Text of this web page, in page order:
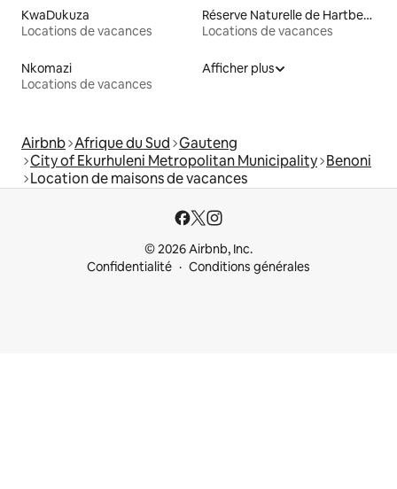
KwaDukuza
Locations de vacances
Réserve Naturelle de Hartbeespoort
Locations de vacances
Nkomazi
Locations de vacances
Afficher plus
Airbnb Afrique du Sud Gauteng
City of Ekurhuleni Metropolitan Municipality Benoni
Location de maisons de vacances
© 2026 Airbnb, Inc.
Confidentialité
Conditions générales